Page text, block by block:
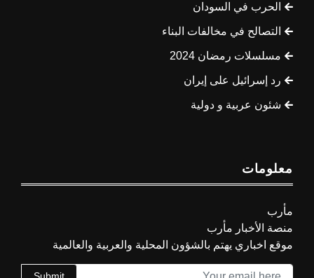
الحرب في السودان
التصالح في مخالفات البناء
مسلسلات رمضان 2024
رد إسرائيل على إيران
شئون عربية و دولية
معلومات
مأرب
منصة الأخبار مأرب
موقع اخباري يهتم بالشؤون المحلية والعربية والعالمية